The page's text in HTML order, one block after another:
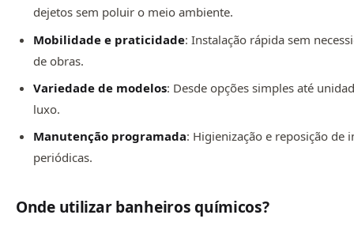
dejetos sem poluir o meio ambiente.
Mobilidade e praticidade: Instalação rápida sem
de obras.
Variedade de modelos: Desde opções simples até
luxo.
Manutenção programada: Higienização e reposição de
periódicas.
Onde utilizar banheiros químicos?